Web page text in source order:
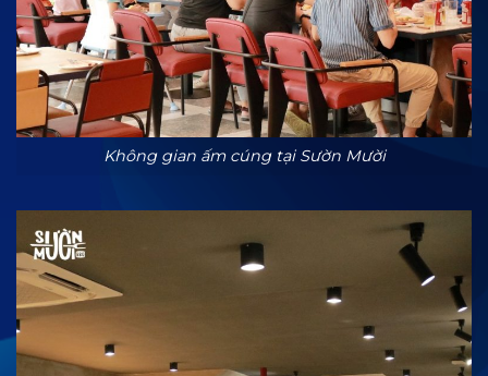
Không gian ấm cúng tại Sườn Mười